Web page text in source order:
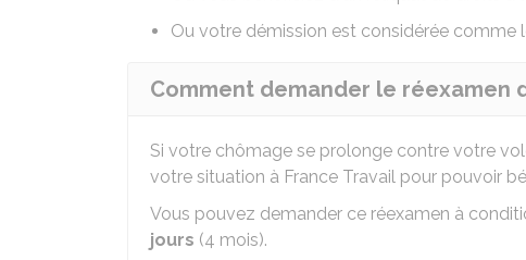
Ou votre démission est considérée comme
Comment demander le réexamen
Si votre chômage se prolonge contre votre
votre situation à France Travail pour pouvoir
Vous pouvez demander ce réexamen à
jours (4 mois).